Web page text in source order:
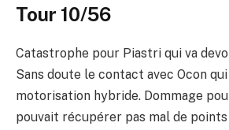
Tour 10/56
Catastrophe pour Piastri qui va
Sans doute le contact avec Ocon
motorisation hybride. Dommage
pouvait récupérer pas mal de